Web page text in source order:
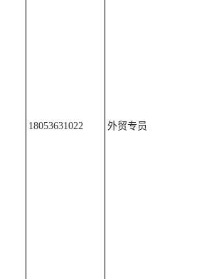
18053631022 外贸专员